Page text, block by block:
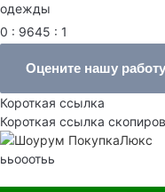
одежды
0 : 9645 : 1
Оцените нашу работу
Короткая ссылка
Короткая ссылка
ььооотьь